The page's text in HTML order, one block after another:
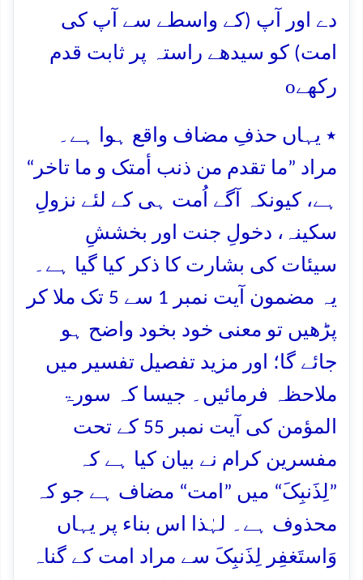
دے اور آپ (کے واسطے سے آپ کی
امت) کو سیدھے راستہ پر ثابت قدم
رکھےo
٭ یہاں حذفِ مضاف واقع ہوا ہے۔
مراد ”ما تقدم من ذنب أمتک و ما تاخر“
ہے، کیونکہ آگے اُمت ہی کے لئے نزولِ
سکینہ، دخولِ جنت اور بخششِ
سیئات کی بشارت کا ذکر کیا گیا ہے۔
یہ مضمون آیت نمبر 1 سے 5 تک ملا کر
پڑھیں تو معنی خود بخود واضح ہو
جائے گا؛ اور مزید تفصیل تفسیر میں
ملاحظہ فرمائیں۔ جیسا کہ سورۃ
المؤمن کی آیت نمبر 55 کے تحت
مفسرین کرام نے بیان کیا ہے کہ
”لِذَنبِکَ“ میں ”امت“ مضاف ہے جو کہ
محذوف ہے۔ لہٰذا اس بناء پر یہاں
وَاستَغفِر لِذَنبِکَ سے مراد امت کے گناہ